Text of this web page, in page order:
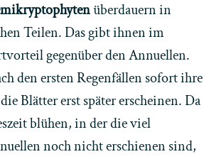
überdauern in
Teilen. Das gibt ihnen im
gegenüber den Annuellen.
den ersten Regenfällen sofort ihre
Blätter erst später erscheinen. Da
blühen, in der die viel
noch nicht erschienen sind,